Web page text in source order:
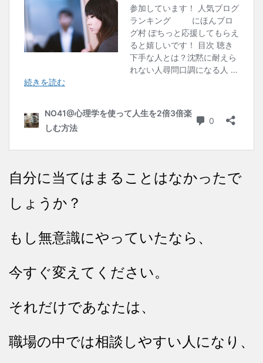
自分に当てはまることはなかったで
しょうか？
もし無意識にやっていたなら、
今すぐ変えてください。
それだけであなたは、
職場の中では相談しやすい人になり、